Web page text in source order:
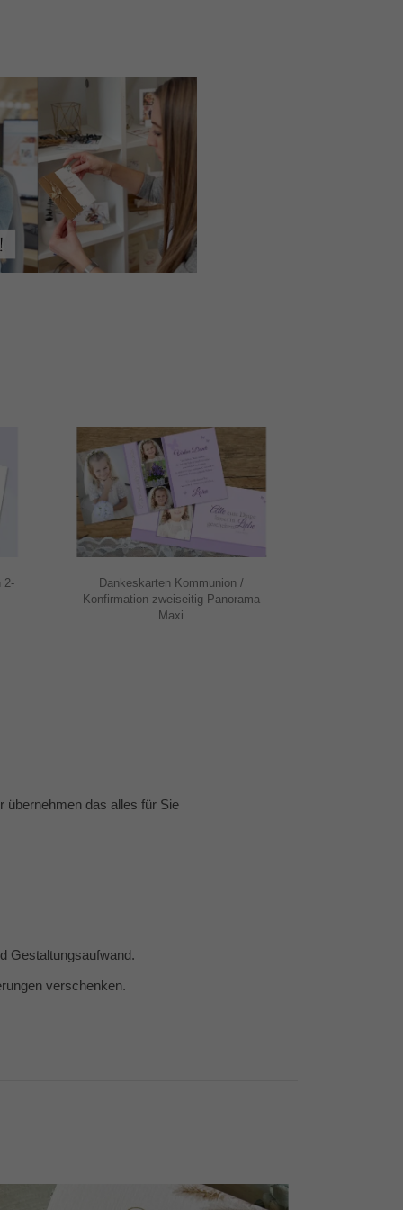
Dankeskarten Kommunion /
Konfirmation zweiseitig Panorama
Maxi
übernehmen das alles für Sie
Gestaltungsaufwand.
verschenken.